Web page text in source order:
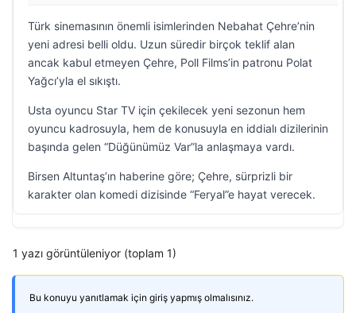
Türk sinemasının önemli isimlerinden Nebahat Çehre’nin
yeni adresi belli oldu. Uzun süredir birçok teklif alan
ancak kabul etmeyen Çehre, Poll Films’in patronu Polat
Yağcı’yla el sıkıştı.
Usta oyuncu Star TV için çekilecek yeni sezonun hem
oyuncu kadrosuyla, hem de konusuyla en iddialı dizilerinin
başında gelen “Düğünümüz Var”la anlaşmaya vardı.
Birsen Altuntaş’ın haberine göre; Çehre, sürprizli bir
karakter olan komedi dizisinde “Feryal”e hayat verecek.
1 yazı görüntüleniyor (toplam 1)
Bu konuyu yanıtlamak için giriş yapmış olmalısınız.